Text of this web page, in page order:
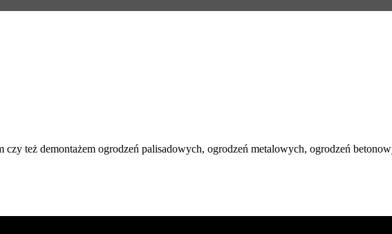
też demontażem ogrodzeń palisadowych, ogrodzeń metalowych, ogrodzeń